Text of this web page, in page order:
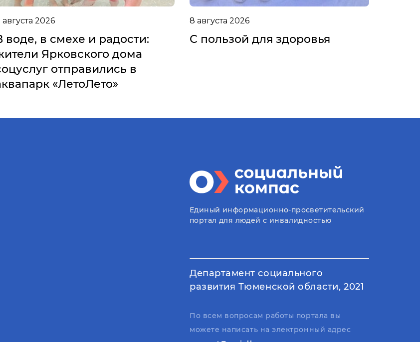
августа 2026
воде, в смехе и радости:
Ярковского дома
отправились в
«ЛетоЛето»
8 августа 2026
С пользой для здоровья
Единый информационно-просветительский
портал для людей с инвалидностью
Департамент социального
развития Тюменской области, 2021
По всем вопросам работы портала вы
можете написать на электронный адрес